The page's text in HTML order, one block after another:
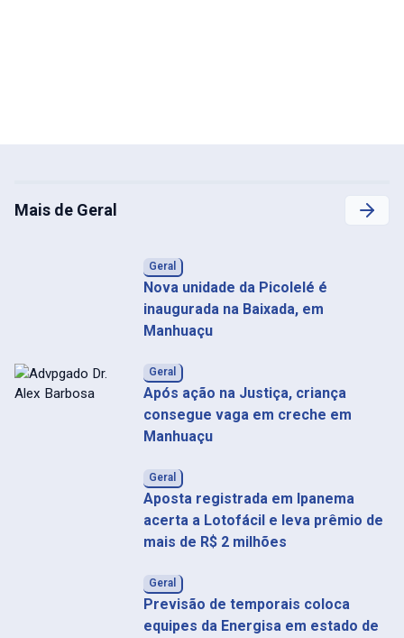
Mais de Geral
Geral
Nova unidade da Picolelé é
inaugurada na Baixada, em
Manhuaçu
Geral
Após ação na Justiça, criança
consegue vaga em creche em
Manhuaçu
Geral
Aposta registrada em Ipanema
acerta a Lotofácil e leva prêmio de
mais de R$ 2 milhões
Geral
Previsão de temporais coloca
equipes da Energisa em estado de